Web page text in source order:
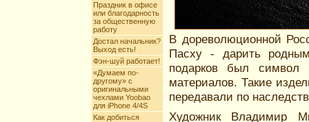
Праздник в офисе
или благодарность
за общественную
работу
Достал начальник?
Выход есть!
Фэн-шуй работает!
«Думаем по-
другому» c
оригинальными
чехлами Yoobao
для iPhone 4/4S
Как добиться
В дореволюционной
Пасху - дарить
подарков был символ
материалов. Такие
передавали по
Художник Владимир